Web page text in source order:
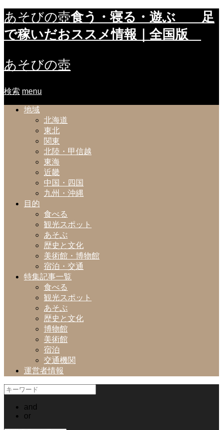
あそびの壺食う・寝る・遊ぶ 足
で稼いだおススメ情報｜全国版
あそびの壺
検索 menu
地域
北海道
東北
関東
北陸・甲信越
東海
近畿
中国・四国
九州・沖縄
目的
食べる
観光スポット
あそぶ
歴史と文化
美術館・博物館
宿泊・交通
特集記事一覧
食べる
観光スポット
あそぶ
歴史と文化
博物館
美術館
宿泊
交通機関
運営者情報
and
or